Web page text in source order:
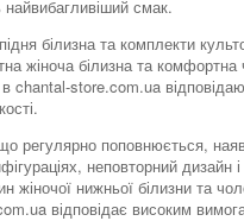
смак.
білизна та комплекти
жіноча білизна та комфортна
в chantal-store.com.ua
регулярно поповнюється,
неповторний дизайн
жіночої нижньої білизни та
відповідає високим